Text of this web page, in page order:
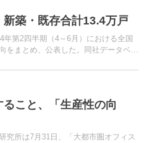
築・既存合計13.4万戸
年第2四半期（4～6月）における全国
をまとめ、公表した。同社データベー
。
こと、「生産性の向
究所は7月31日、「大都市圏オフィス